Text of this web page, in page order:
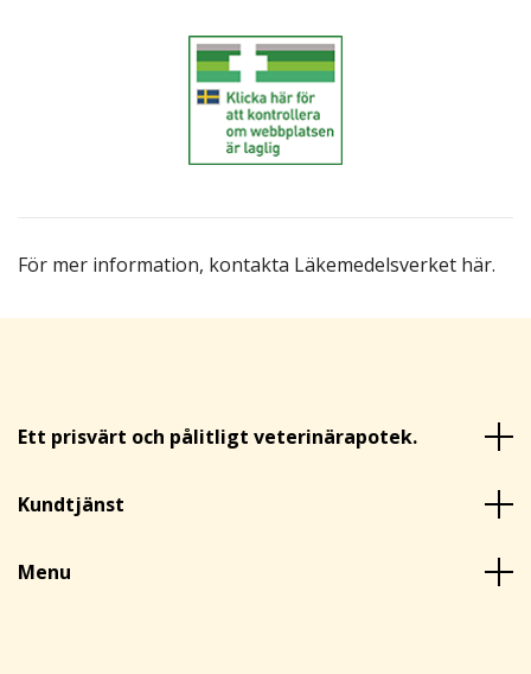
För mer information, kontakta Läkemedelsverket här.
Ett prisvärt och pålitligt veterinärapotek.
Kundtjänst
Menu